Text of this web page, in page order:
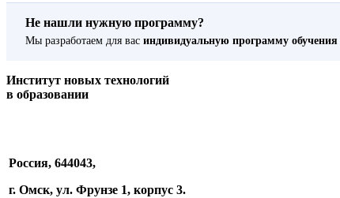
Не нашли нужную программу?
Мы разработаем для вас индивидуальную программу обучения
Институт новых технологий
в образовании
Россия, 644043,
г. Омск, ул. Фрунзе 1, корпус 3.